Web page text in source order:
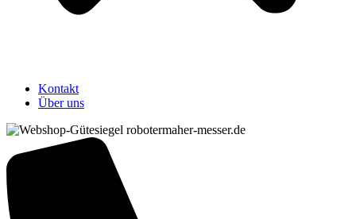
Kontakt
Über uns